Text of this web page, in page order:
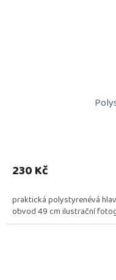
230 Kč
praktická polystyrenévá
obvod 49 cm ilustrační